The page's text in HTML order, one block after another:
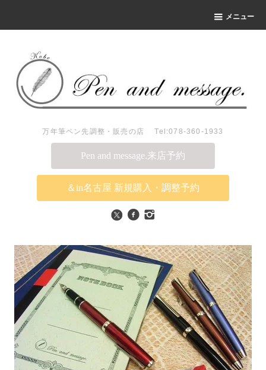
メニュー
万年筆ペン先調整・販売の店 Tel:078-360-1933
Pen and message.来店予約
＆in名古屋 新規購入・調整予約